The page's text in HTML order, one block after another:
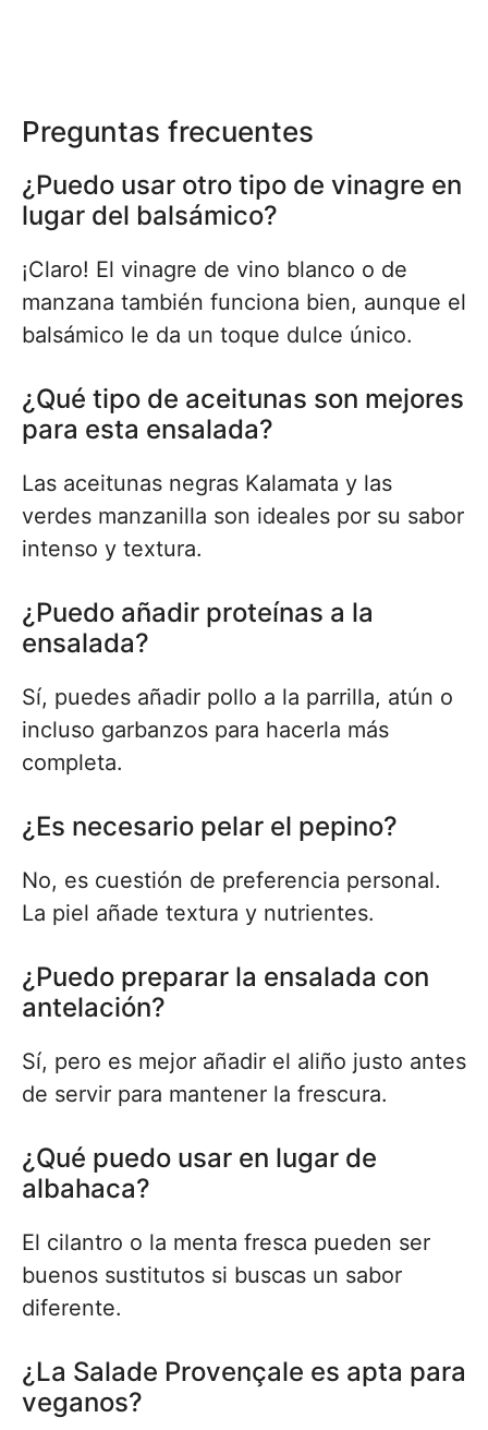
Preguntas frecuentes
¿Puedo usar otro tipo de vinagre en
lugar del balsámico?
¡Claro! El vinagre de vino blanco o de
manzana también funciona bien, aunque el
balsámico le da un toque dulce único.
¿Qué tipo de aceitunas son mejores
para esta ensalada?
Las aceitunas negras Kalamata y las
verdes manzanilla son ideales por su sabor
intenso y textura.
¿Puedo añadir proteínas a la
ensalada?
Sí, puedes añadir pollo a la parrilla, atún o
incluso garbanzos para hacerla más
completa.
¿Es necesario pelar el pepino?
No, es cuestión de preferencia personal.
La piel añade textura y nutrientes.
¿Puedo preparar la ensalada con
antelación?
Sí, pero es mejor añadir el aliño justo antes
de servir para mantener la frescura.
¿Qué puedo usar en lugar de
albahaca?
El cilantro o la menta fresca pueden ser
buenos sustitutos si buscas un sabor
diferente.
¿La Salade Provençale es apta para
veganos?